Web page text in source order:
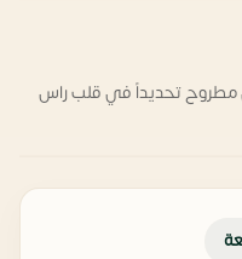
مرسى مطروح تحديداً في قلب راس